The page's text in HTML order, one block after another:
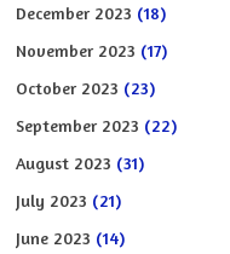
December 2023 (18)
November 2023 (17)
October 2023 (23)
September 2023 (22)
August 2023 (31)
July 2023 (21)
June 2023 (14)